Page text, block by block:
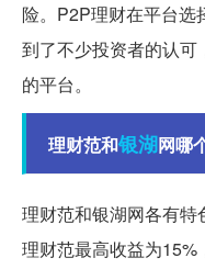
险。P2P理财在平台选
到了不少投资者的认
的平台。
理财范和银湖网哪
理财范和银湖网各有特
理财范最高收益为15%